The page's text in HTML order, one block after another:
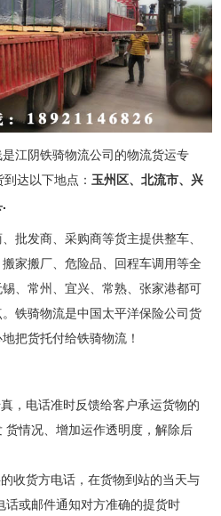
江阴铁骑物流公司的物流货运专
达以下地点： 玉州区、北流市、兴
批发商、采购商等货主提供整车、
家搬厂、危险品、回程车调用等全
、常州、宜兴、常熟、张家港都可
铁骑物流是中国太平洋保险公司货
把货托付给铁骑物流！
，电话准时反馈给客户承运货物的
情况、增加运作透明度，解除后
收货方电话，在货物到站的当天与
或邮件通知对方准确的提货时